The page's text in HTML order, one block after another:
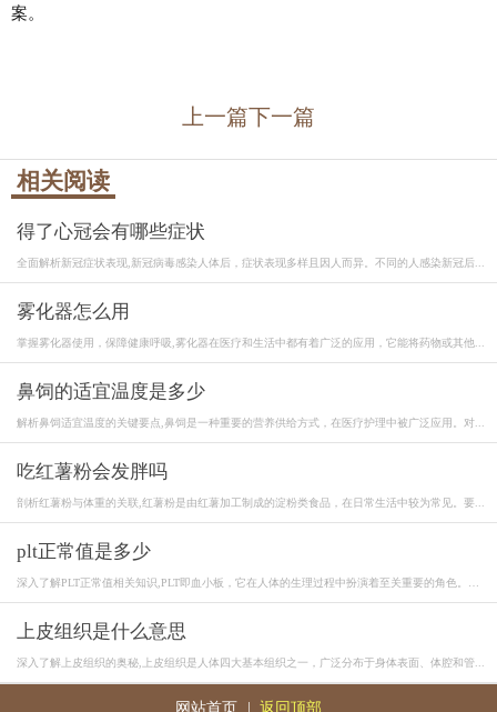
案。
上一篇下一篇
相关阅读
得了心冠会有哪些症状
全面解析新冠症状表现,新冠病毒感染人体后，症状表现多样且因人而异。不同的人感染新冠后...
雾化器怎么用
掌握雾化器使用，保障健康呼吸,雾化器在医疗和生活中都有着广泛的应用，它能将药物或其他...
鼻饲的适宜温度是多少
解析鼻饲适宜温度的关键要点,鼻饲是一种重要的营养供给方式，在医疗护理中被广泛应用。对...
吃红薯粉会发胖吗
剖析红薯粉与体重的关联,红薯粉是由红薯加工制成的淀粉类食品，在日常生活中较为常见。要...
plt正常值是多少
深入了解PLT正常值相关知识,PLT即血小板，它在人体的生理过程中扮演着至关重要的角色。血
上皮组织是什么意思
深入了解上皮组织的奥秘,上皮组织是人体四大基本组织之一，广泛分布于身体表面、体腔和管...
网站首页 返回顶部